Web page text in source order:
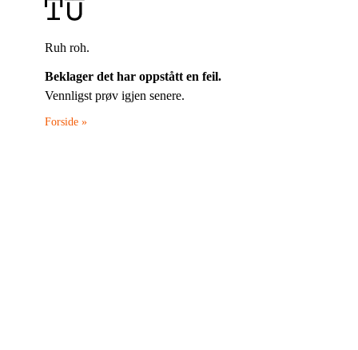
Ruh roh.
Beklager det har oppstått en feil.
Vennligst prøv igjen senere.
Forside »